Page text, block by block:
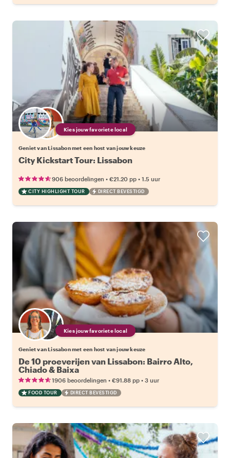
Kies jouw favoriete local
Geniet van Lissabon met een host van jouw keuze
City Kickstart Tour: Lissabon
906 beoordelingen • €21.20 pp • 1.5 uur
CITY HIGHLIGHT TOUR DIRECT BEVESTIGD
Kies jouw favoriete local
Geniet van Lissabon met een host van jouw keuze
De 10 proeverijen van Lissabon: Bairro Alto,
Chiado & Baixa
1906 beoordelingen • €91.88 pp • 3 uur
FOOD TOUR DIRECT BEVESTIGD